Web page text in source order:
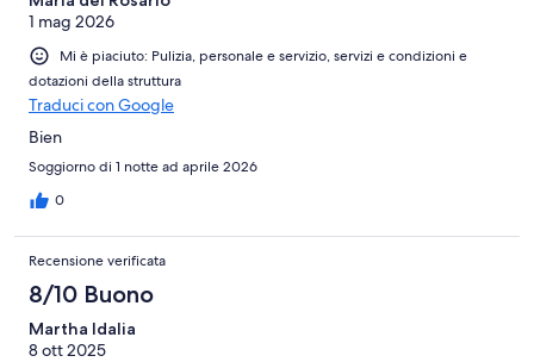
1 mag 2026
Mi è piaciuto: Pulizia, personale e servizio, servizi e condizioni e
dotazioni della struttura
Traduci con Google
Bien
Soggiorno di 1 notte ad aprile 2026
0
Recensione verificata
8/10 Buono
Martha Idalia
8 ott 2025